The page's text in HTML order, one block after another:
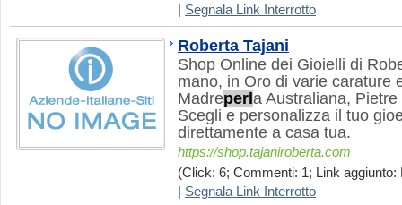
Segnala Link Interrotto
Roberta Tajani
Shop Online dei Gioielli di
mano, in Oro di varie carature
Madreperl a Australiana,
Scegli e personalizza il tuo
direttamente a casa tua.
https://shop.tajaniroberta.com
(Click: 6; Commenti: 1; Link aggiunto:
Segnala Link Interrotto